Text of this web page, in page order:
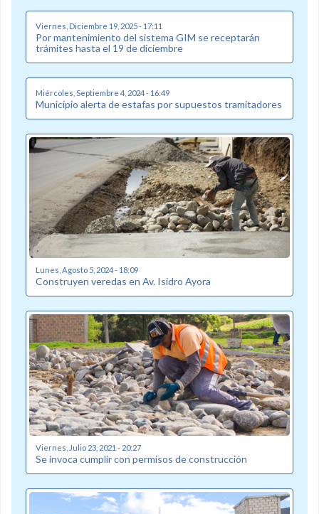
Viernes, Diciembre 19, 2025 - 17:11
Por mantenimiento del sistema GIM se receptarán
trámites hasta el 19 de diciembre
Miércoles, Septiembre 4, 2024 - 16:49
Municipio alerta de estafas por supuestos tramitadores
Lunes, Agosto 5, 2024 - 18:09
Construyen veredas en Av. Isidro Ayora
Viernes, Julio 23, 2021 - 20:27
Se invoca cumplir con permisos de construcción